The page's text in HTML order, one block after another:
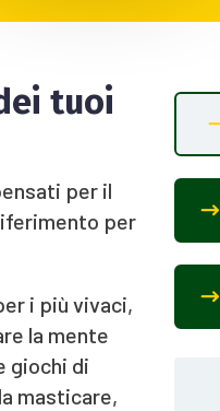
tuoi
per il
per
i più vivaci,
la mente
giochi di
masticare,